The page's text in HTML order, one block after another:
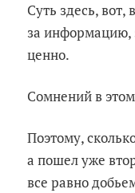
Суть здесь, вот,
за информацию,
ценно.
Сомнений в
Поэтому,
а пошел уже
все равно